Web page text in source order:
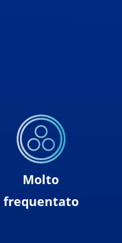
Molto
frequentato